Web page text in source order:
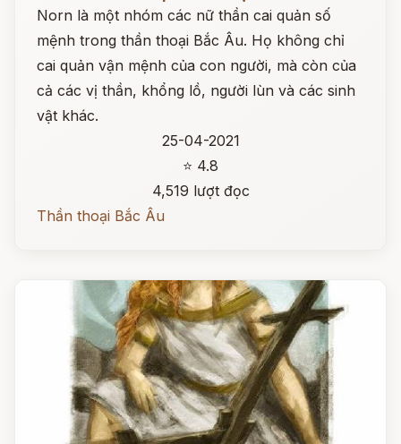
Norn là một nhóm các nữ thần cai quản số
mệnh trong thần thoại Bắc Âu. Họ không chỉ
cai quản vận mệnh của con người, mà còn của
cả các vị thần, khổng lồ, người lùn và các sinh
vật khác.
25-04-2021
⭐ 4.8
4,519 lượt đọc
Thần thoại Bắc Âu